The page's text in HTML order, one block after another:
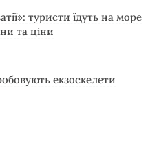
туристи їдуть на море
та ціни
екзоскелети